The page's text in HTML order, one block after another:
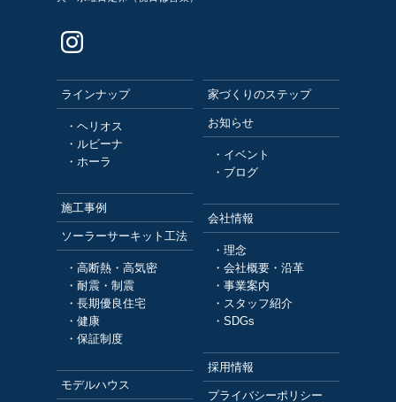
ラインナップ
・ヘリオス
・ルビーナ
・ホーラ
施工事例
ソーラーサーキット工法
・高断熱・高気密
・耐震・制震
・長期優良住宅
・健康
・保証制度
モデルハウス
家づくりのステップ
お知らせ
・イベント
・ブログ
会社情報
・理念
・会社概要・沿革
・事業案内
・スタッフ紹介
・SDGs
採用情報
プライバシーポリシー